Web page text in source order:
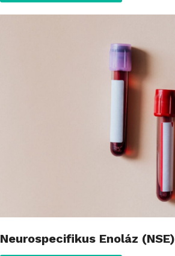
Neurospecifikus Enoláz (NSE)